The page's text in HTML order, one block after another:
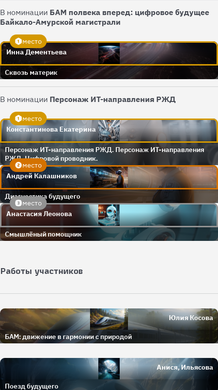
В номинации БАМ полвека вперед: цифровое будущее
Байкало-Амурской магистрали
место
Инна Дементьева
Сквозь материк
В номинации Персонаж ИТ-направления РЖД
место
Константинова Екатерина
Персонаж ИТ-направления РЖД. Персонаж ИТ-направления
РЖД. Цифровой проводник.
место
Андрей Калашников
Диагностика будущего
место
Анастасия Леонова
Смышлёный помощник
Работы участников
Юлия Косова
БАМ: движение в гармонии с природой
Анися, Ильясова
Поезд будущего